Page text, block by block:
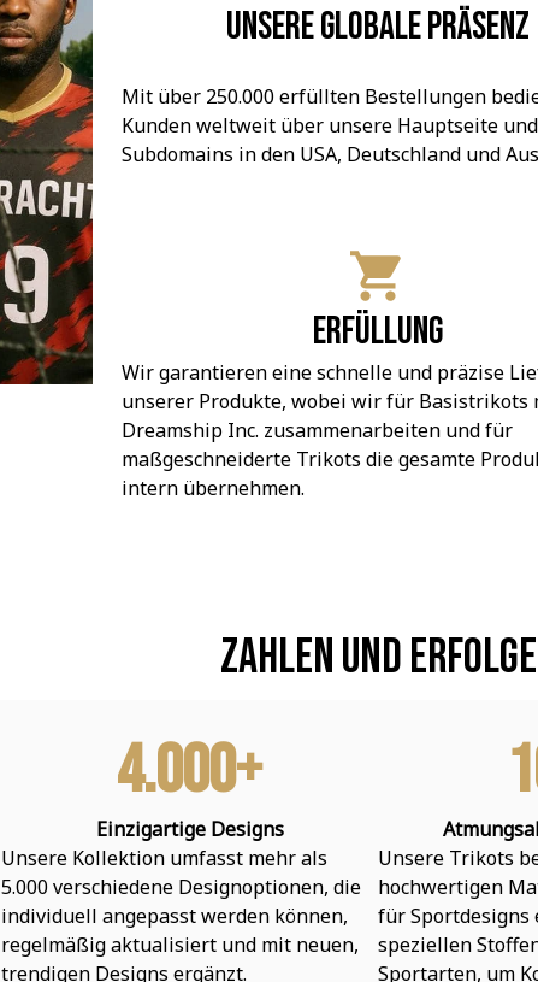
Unsere globale Präsenz
Mit über 250.000 erfüllten Bestellungen
Kunden weltweit über unsere Hauptseite
Subdomains in den USA, Deutschland und
Erfüllung
Wir garantieren eine schnelle und präzise
unserer Produkte, wobei wir für Basistrikots
Dreamship Inc. zusammenarbeiten und für
maßgeschneiderte Trikots die gesamte
intern übernehmen.
Zahlen und Erfolge
4.000+
Einzigartige Designs
Unsere Kollektion umfasst mehr als
5.000 verschiedene Designoptionen, die
individuell angepasst werden können,
regelmäßig aktualisiert und mit neuen,
trendigen Designs ergänzt.
Unsere Trikots
hochwertigen
für
speziellen
Sportarten, um